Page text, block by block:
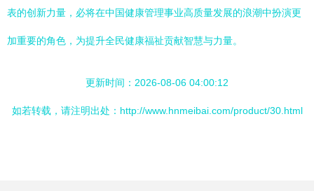
表的创新力量，必将在中国健康管理事业高质量发展的浪潮中扮演更
加重要的角色，为提升全民健康福祉贡献智慧与力量。
更新时间：2026-08-06 04:00:12
如若转载，请注明出处：http://www.hnmeibai.com/product/30.html